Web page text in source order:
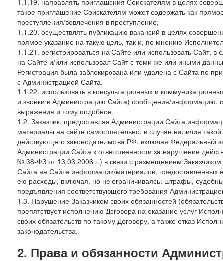
1.1.19. направлять приглашения Соискателям в целях
такое приглашение Соискателям может содержать как
преступления/вовлечения в преступление;
1.1.20. осуществлять публикацию вакансий в целях
прямое указание на такую цель, так и, по мнению
1.1.21. регистрироваться на Сайте или использовать Сайт,
на Сайте и/или использовал Сайт с теми же или иными
Регистрация была заблокирована или удалена с Сайта по
с Администрацией Сайта.
1.1.22. использовать в консультационных и
и звонки в Администрацию Сайта) сообщения/информацию,
выражения и тому подобное.
1.2. Заказчик, предоставляя Администрации Сайта
материалы на сайте самостоятельно, в случае наличия
действующего законодательства РФ, включая
Администрации Сайта к ответственности за нарушение
№ 38-ФЗ от 13.03.2006 г.) в связи с размещением
Сайта на Сайте информации/материалов, предоставленных
ею расходы, включая, но не ограничиваясь: штрафы,
предъявления соответствующего требования
1.3. Нарушение Заказчиком своих обязанностей
препятствует исполнению Договора на оказание услуг
своих обязательств по такому Договору, а также отказ
законодательства.
2. Права и обязанности